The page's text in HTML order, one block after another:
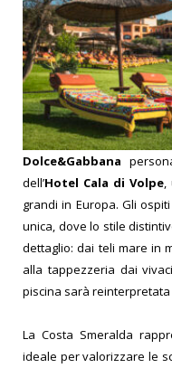
Dolce&Gabbana
dell’Hotel Cala di Volpe,
grandi in Europa. Gli
unica, dove lo stile
dettaglio: dai teli mare in
alla tappezzeria dai
piscina sarà
La Costa Smeralda
ideale per valorizzare le